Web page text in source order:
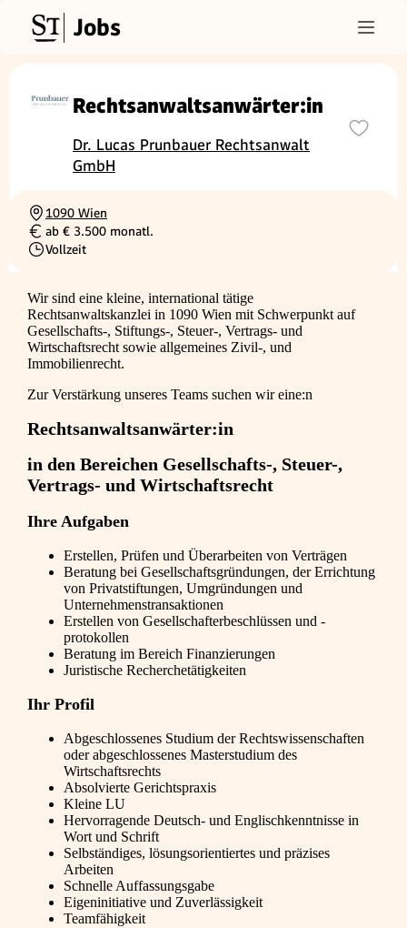
Jobs
Rechtsanwaltsanwärter:in
Dr. Lucas Prunbauer Rechtsanwalt
GmbH
Ortschaft
1090 Wien
Gehalt
ab € 3.500 monatl.
Beschäftigungsart
Vollzeit
Wir sind eine kleine, international tätige
Rechtsanwaltskanzlei in 1090 Wien mit Schwerpunkt auf
Gesellschafts-, Stiftungs-, Steuer-, Vertrags- und
Wirtschaftsrecht sowie allgemeines Zivil-, und
Immobilienrecht.
Zur Verstärkung unseres Teams suchen wir eine:n
Rechtsanwaltsanwärter:in
in den Bereichen Gesellschafts-, Steuer-,
Vertrags- und Wirtschaftsrecht
Ihre Aufgaben
Erstellen, Prüfen und Überarbeiten von Verträgen
Beratung bei Gesellschaftsgründungen, der Errichtung
von Privatstiftungen, Umgründungen und
Unternehmenstransaktionen
Erstellen von Gesellschafterbeschlüssen und -
protokollen
Beratung im Bereich Finanzierungen
Juristische Recherchetätigkeiten
Ihr Profil
Abgeschlossenes Studium der Rechtswissenschaften
oder abgeschlossenes Masterstudium des
Wirtschaftsrechts
Absolvierte Gerichtspraxis
Kleine LU
Hervorragende Deutsch- und Englischkenntnisse in
Wort und Schrift
Selbständiges, lösungsorientiertes und präzises
Arbeiten
Schnelle Auffassungsgabe
Eigeninitiative und Zuverlässigkeit
Teamfähigkeit